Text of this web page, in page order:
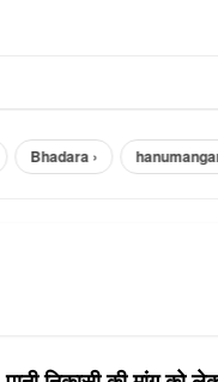
Bhadara › hanumangarh